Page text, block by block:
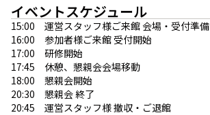
イベントスケジュール
15:00 運営スタッフ様ご来館 会場・受付準備
16:00 参加者様ご来館 受付開始
17:00 研修開始
17:45 休憩、懇親会会場移動
18:00 懇親会開始
20:30 懇親会 終了
20:45 運営スタッフ様 撤収・ご退館